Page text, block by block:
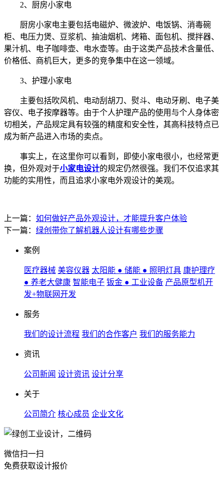
2、厨房小家电
厨房小家电主要包括电磁炉、微波炉、电饭锅、消毒碗
柜、电压力煲、豆浆机、抽油烟机、烤箱、面包机、搅拌器、
果汁机、电子咖啡壶、电水壶等。由于这类产品技术含量低、
价格低、商机巨大，更多的竞争集中在这一领域。
3、护理小家电
主要包括吹风机、电动刮胡刀、熨斗、电动牙刷、电子美
容仪、电子按摩器等。由于个人护理产品的使用与个人身体密
切相关，产品规定具有较强的精度和安全性，其高科技特点已
成为新产品进入市场的卖点。
事实上，在这里你可以看到，即使小家电很小，也经常更
换，但外观对于小家电设计的规定仍然很强。我们不仅追求其
功能的实用性，而且追求小家电外观设计的美观。
上一篇： 如何做好产品外观设计，才能提升客户体验
下一篇： 绿创带你了解机器人设计有哪些步骤
案例
医疗器械 美容仪器 太阳能 ● 储能 ● 照明灯具 康护理疗
● 养老大健康 智能电子 钣金 ● 工业设备 产品原型机开
发+物联网开发
服务
我们的设计流程 我们的合作客户 我们的服务能力
资讯
公司新闻 设计资讯 设计分享
关于
公司简介 核心成员 企业文化
微信扫一扫
免费获取设计报价